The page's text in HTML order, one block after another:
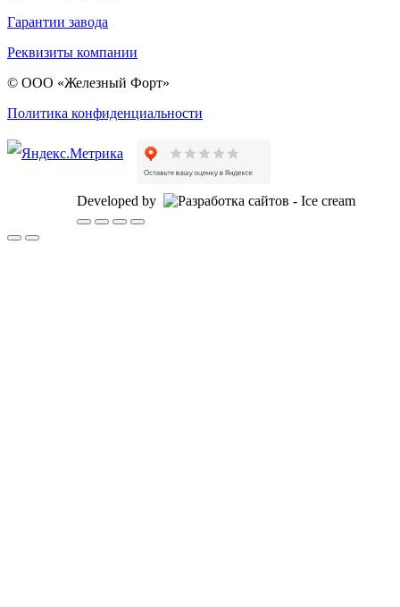
Гарантии завода
Реквизиты компании
© ООО «Железный Форт»
Политика конфиденциальности
Developed by